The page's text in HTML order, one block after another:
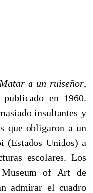
Matar a un ruiseñor,
en 1960.
insultantes y
que obligaron a un
(Estados Unidos) a
escolares. Los
of Art de
admirar el cuadro